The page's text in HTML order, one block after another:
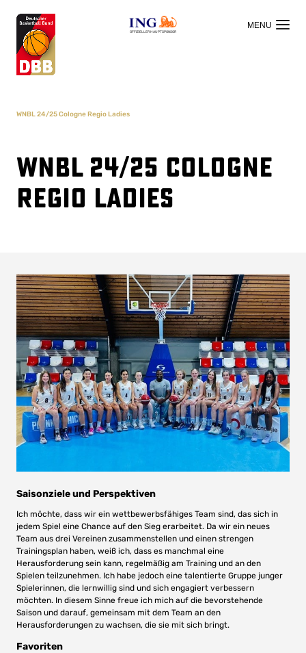
OFFIZIELLER HAUPTSPONSOR
WNBL 24/25 Cologne Regio Ladies
WNBL 24/25 Cologne
Regio Ladies
Saisonziele und Perspektiven
Ich möchte, dass wir ein wettbewerbsfähiges Team sind, das sich in
jedem Spiel eine Chance auf den Sieg erarbeitet. Da wir ein neues
Team aus drei Vereinen zusammenstellen und einen strengen
Trainingsplan haben, weiß ich, dass es manchmal eine
Herausforderung sein kann, regelmäßig am Training und an den
Spielen teilzunehmen. Ich habe jedoch eine talentierte Gruppe junger
Spielerinnen, die lernwillig sind und sich engagiert verbessern
möchten. In diesem Sinne freue ich mich auf die bevorstehende
Saison und darauf, gemeinsam mit dem Team an den
Herausforderungen zu wachsen, die sie mit sich bringt.
Favoriten